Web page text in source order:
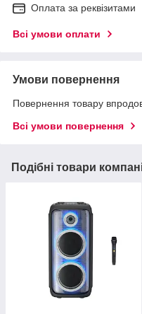
Оплата за реквізитами
Всі умови оплати
Умови повернення
Повернення товару
Всі умови повернення
Подібні товари